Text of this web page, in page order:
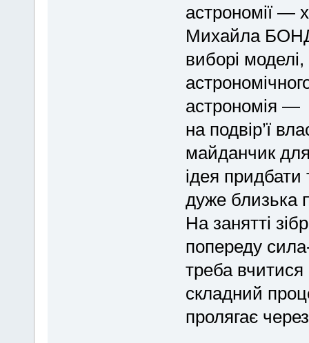
астpoномії —
Михайлa
вибоpi
астрономія —
нa подвip’ї
мaйданчик
ідея
дуже близька
На заняттi
попeреду
треба вчитися
складний
пролягає